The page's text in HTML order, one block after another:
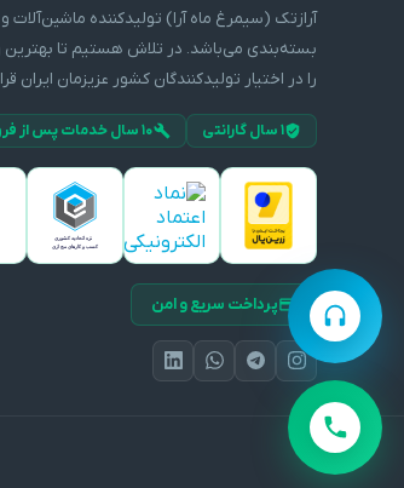
آرازتک (سیمرغ ماه آرا) تولیدکننده ماشین‌آلات
بسته‌بندی می‌باشد. در تلاش هستیم تا بهترین
را در اختیار تولیدکنندگان کشور عزیزمان ایران
۱ سال گارانتی ۱۰ سال خدمات پس از فروش
پرداخت سریع و امن